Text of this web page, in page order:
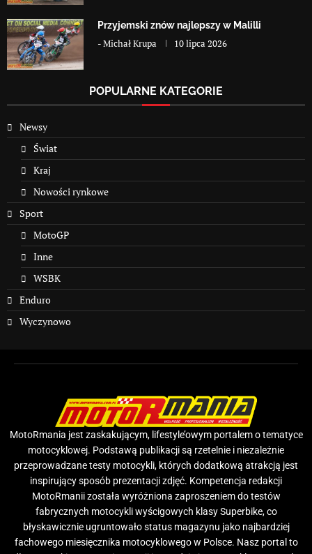
Przyjemski znów najlepszy w Malilli
-Michał Krupa 10 lipca 2026
POPULARNE KATEGORIE
Newsy
Świat
Kraj
Nowości rynkowe
Sport
MotoGP
Inne
WSBK
Enduro
Wyczynowo
MotoRmania jest zaskakującym, lifestyle’owym portalem o tematyce
motocyklowej. Podstawą publikacji są rzetelnie i niezależnie
przeprowadzane testy motocykli, których dodatkową atrakcją jest
inspirujący sposób prezentacji zdjęć. Kompetencja redakcji
MotoRmanii została wyróżniona zaproszeniem do testów
fabrycznych motocykli wyścigowych klasy Superbike, co
błyskawicznie ugruntowało status magazynu jako najbardziej
fachowego miesięcznika motocyklowego w Polsce. Nasz portal to